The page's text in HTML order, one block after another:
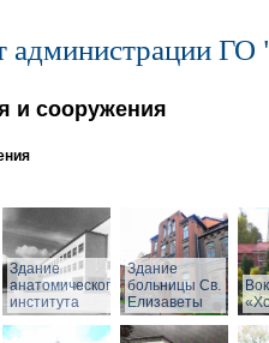
администрации ГО
и сооружения
Здание
анатомического
института
Здание
больницы Св.
Елизаветы